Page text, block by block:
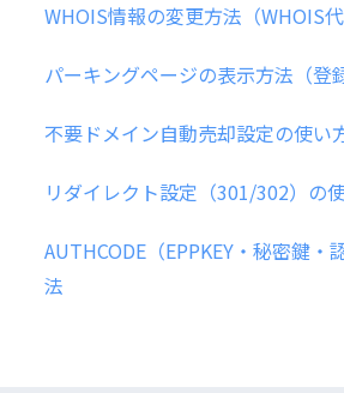
WHOIS情報の変更方法（WHOIS代
パーキングページの表示方法（登
不要ドメイン自動売却設定の使い
リダイレクト設定（301/302）の
AUTHCODE（EPPKEY・秘密鍵・
法